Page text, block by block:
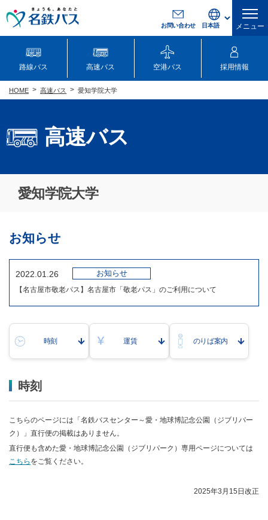
お問い合わせ メニュー
路線バス 高速バス 空港バス 採用情報
高速バス
HOME 高速バス 愛知学院大学
愛知学院大学
お知らせ
2022.01.26 お知らせ
【名古屋市敬老パス】名古屋市「敬老パス」のご利用について
時刻 運賃 のりば案内
時刻
こちらのページには「名鉄バスセンター～愛・地球博記念公園（ジブリパー
ク）」直行便の掲載はありません。
直行便も含めた愛・地球博記念公園（ジブリパーク）専用ページについては
こちら をご覧ください。
2025年3月15日改正